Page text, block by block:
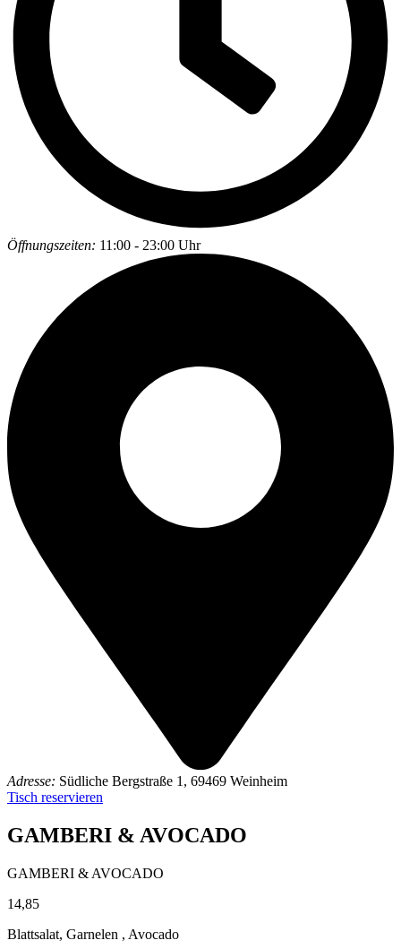
Öffnungszeiten: 11:00 - 23:00 Uhr
Adresse: Südliche Bergstraße 1, 69469 Weinheim
Tisch reservieren
GAMBERI & AVOCADO
GAMBERI & AVOCADO
14,85
Blattsalat, Garnelen , Avocado